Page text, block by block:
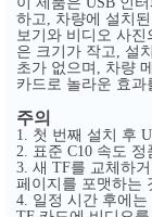
하고
차량에 설치
보기와 비디오 사
은 크기가 작고
설
초가 없으며
차량
카드로 놀라운 효과
주의
1. 첫 번째 설치 후
2.
표준 C10 속도 정
3. 새 TF를 교체하
페이지를 포맷하는
4. 일정 시간 후에